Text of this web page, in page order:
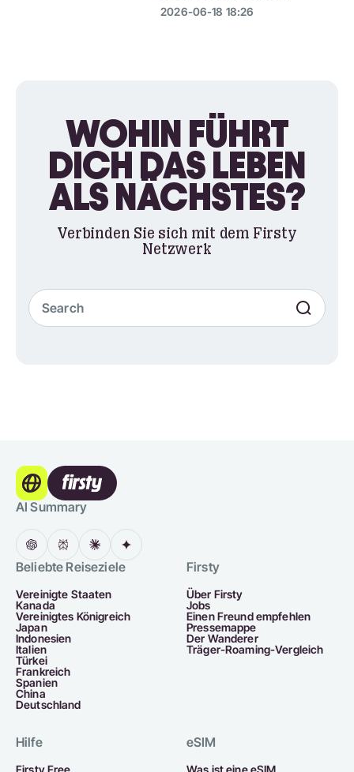
2026-06-18 18:26
WOHIN FÜHRT
DICH DAS LEBEN
ALS NÄCHSTES?
Verbinden Sie sich mit dem Firsty
Netzwerk
AI Summary
Beliebte Reiseziele
Vereinigte Staaten
Kanada
Vereinigtes Königreich
Japan
Indonesien
Italien
Türkei
Frankreich
Spanien
China
Deutschland
Firsty
Über Firsty
Jobs
Einen Freund empfehlen
Pressemappe
Der Wanderer
Träger-Roaming-Vergleich
Hilfe
Firsty Free
eSIM
Was ist eine eSIM